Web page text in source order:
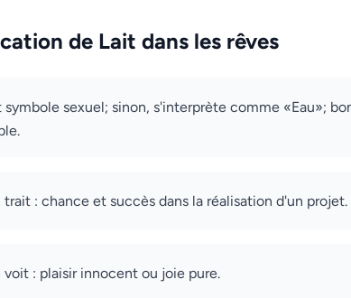
de Lait dans les rêves
symbole sexuel; sinon, s'interprète comme «Eau»;
trait : chance et succès dans la réalisation d'un projet.
voit : plaisir innocent ou joie pure.